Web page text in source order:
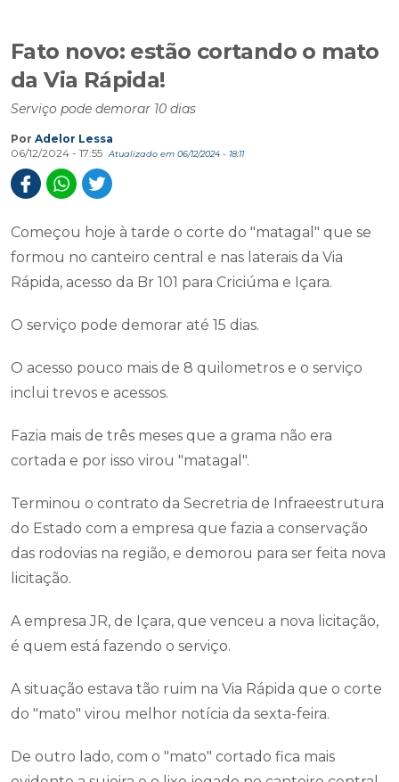
Fato novo: estão cortando o mato
da Via Rápida!
Serviço pode demorar 10 dias
Por Adelor Lessa
06/12/2024 - 17:55
Atualizado em 06/12/2024 - 18:11
Começou hoje à tarde o corte do "matagal" que se
formou no canteiro central e nas laterais da Via
Rápida, acesso da Br 101 para Criciúma e Içara.
O serviço pode demorar até 15 dias.
O acesso pouco mais de 8 quilometros e o serviço
inclui trevos e acessos.
Fazia mais de três meses que a grama não era
cortada e por isso virou "matagal".
Terminou o contrato da Secretria de Infraeestrutura
do Estado com a empresa que fazia a conservação
das rodovias na região, e demorou para ser feita nova
licitação.
A empresa JR, de Içara, que venceu a nova licitação,
é quem está fazendo o serviço.
A situação estava tão ruim na Via Rápida que o corte
do "mato" virou melhor notícia da sexta-feira.
De outro lado, com o "mato" cortado fica mais